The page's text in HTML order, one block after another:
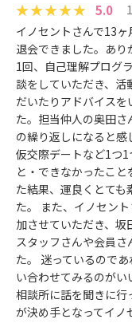
5.0
イノセントさんで13
退会できました。あ
1回、自己理解プログ
談をしていただき、
だいたりアドバイス
た。担当仲人の奥田
の繰り返しになると感
仮交際デートなど1つ
と・できなかったこ
た結果、運良くとて
た。 また、イノセン
加させていただき、
スタッフさんや会員
た。 迷っているので
い合わせてみるのが
相談所に話を聞きに
が決め手となってイノ